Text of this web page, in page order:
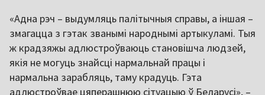
«Адна рэч – выдумляць палітычныя справы, а іншая –
змагацца з гэтак званымі народнымі артыкуламі. Тыя
ж крадзяжы адлюстроўваюць становішча людзей,
якія не могуць знайсці нармальнай працы і
нармальна зарабляць, таму крадуць. Гэта
адлюстроўвае цяперашнюю сітуацыю ў Беларусі», –